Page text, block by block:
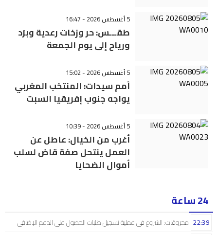
5 أغسطس 2026 - 16:47
طقـــس: حر وزخات رعدية وبرَد
ورياح إلى يوم الجمعة
5 أغسطس 2026 - 15:02
أمم سيدات: المنتخب المغربي
يواجه جنوب إفريقيا السبت
5 أغسطس 2026 - 10:39
أغرب من الخيال: عاطل عن
العمل ينتحل صفة قاض لسلب
أموال الضحايا
24 ساعة
محروقات: الشروع في عملية تسجيل طلبات الحصول على الدعم الإضافي 22:39